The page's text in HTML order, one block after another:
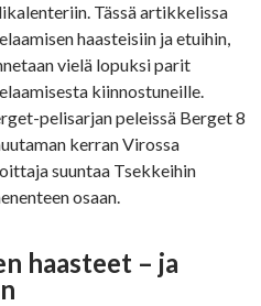
Tässä artikkelissa
haasteisiin ja etuihin,
vielä lopuksi parit
kiinnostuneille.
pelisarjan peleissä Berget 8
kerran Virossa
suuntaa Tsekkeihin
osaan.
haasteet – ja